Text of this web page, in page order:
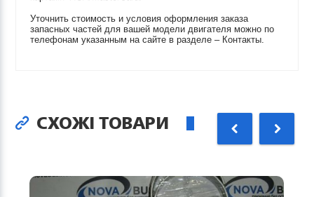
Уточнить стоимость и условия оформления заказа
запасных частей для вашей модели двигателя можно по
телефонам указанным на сайте в разделе – Контакты.
СХОЖІ ТОВАРИ